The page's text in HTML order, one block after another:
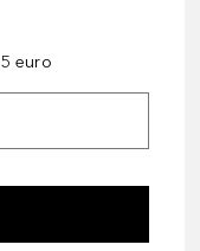
euro